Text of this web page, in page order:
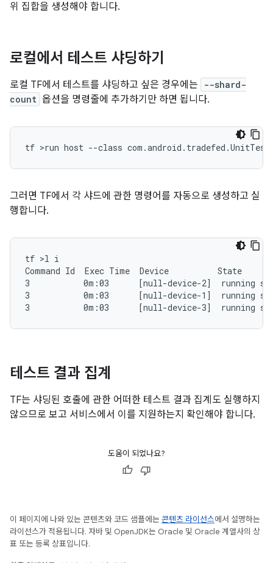
위 집합을 생성해야 합니다.
로컬에서 테스트 샤딩하기
로컬 TF에서 테스트를 샤딩하고 싶은 경우에는
--shard-
count 옵션을 명령줄에 추가하기만 하면 됩니다.
그러면 TF에서 각 샤드에 관한 명령어를 자동으로 생성하고 실
행합니다.
tf >l i
Command Id  Exec Time  Device          State
3           0m:03      [null-device-2]  running
3           0m:03      [null-device-1]  running
테스트 결과 집계
TF는 샤딩된 호출에 관한 어떠한 테스트 결과 집계도 실행하지
않으므로 보고 서비스에서 이를 지원하는지 확인해야 합니다.
도움이 되었나요?
이 페이지에 나와 있는 콘텐츠와 코드 샘플에는 콘텐츠 라이선스에서 설명하는
라이선스가 적용됩니다. 자바 및 OpenJDK는 Oracle 및 Oracle 계열사의 상
표 또는 등록 상표입니다.